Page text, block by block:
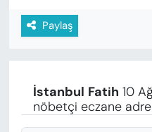
Paylaş
İstanbul Fatih 10
nöbetçi eczane
FAYDALI BİLGİLER
EĞİTİM
Haber Arşivi